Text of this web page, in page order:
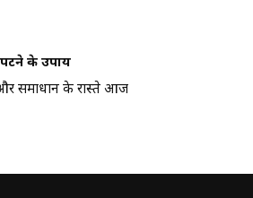
के उपाय
समाधान के रास्ते आज